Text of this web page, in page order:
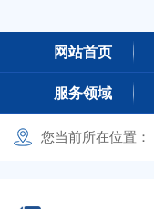
网站首页
服务领域
欢迎光临
您当前所在位置：